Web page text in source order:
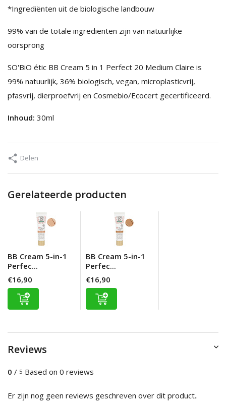
*Ingrediënten uit de biologische landbouw
99% van de totale ingrediënten zijn van natuurlijke
oorsprong
SO'BiO étic BB Cream 5 in 1 Perfect 20 Medium Claire is
99% natuurlijk, 36% biologisch, vegan, microplasticvrij,
pfasvrij, dierproefvrij en Cosmebio/Ecocert gecertificeerd.
Inhoud: 30ml
Delen
Gerelateerde producten
BB Cream 5-in-1
Perfec...
€16,90
BB Cream 5-in-1
Perfec...
€16,90
Reviews
0 / 5 Based on 0 reviews
Er zijn nog geen reviews geschreven over dit product..